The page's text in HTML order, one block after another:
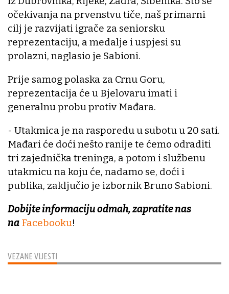
VEZANE VIJESTI
očekivanja na prvenstvu tiče, naš primarni
cilj je razvijati igrače za seniorsku
reprezentaciju, a medalje i uspjesi su
prolazni, naglasio je Sabioni.
Prije samog polaska za Crnu Goru,
reprezentacija će u Bjelovaru imati i
generalnu probu protiv Mađara.
- Utakmica je na rasporedu u subotu u 20 sati.
Mađari će doći nešto ranije te ćemo odraditi
tri zajednička treninga, a potom i službenu
utakmicu na koju će, nadamo se, doći i
publika, zaključio je izbornik Bruno Sabioni.
Dobijte informaciju odmah, zapratite nas
na Facebooku!